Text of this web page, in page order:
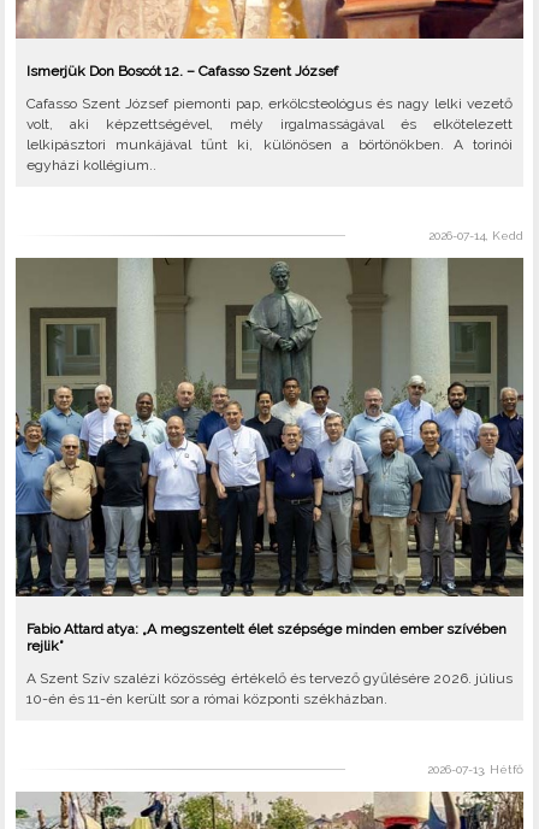
Ismerjük Don Boscót 12. – Cafasso Szent József
Cafasso Szent József piemonti pap, erkölcsteológus és nagy lelki vezető
volt, aki képzettségével, mély irgalmasságával és elkötelezett
lelkipásztori munkájával tűnt ki, különösen a börtönökben. A torinói
egyházi kollégium..
2026-07-14, Kedd
Fabio Attard atya: „A megszentelt élet szépsége minden ember szívében
rejlik”
A Szent Szív szalézi közösség értékelő és tervező gyűlésére 2026. július
10-én és 11-én került sor a római központi székházban.
2026-07-13, Hétfő